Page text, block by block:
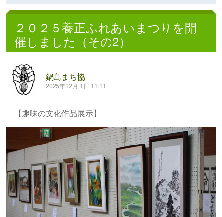
２０２５養正ふれあいまつりを開
催しました（その2）
鍋島まち協
2025年12月 1日 11:11
【趣味の文化作品展示】